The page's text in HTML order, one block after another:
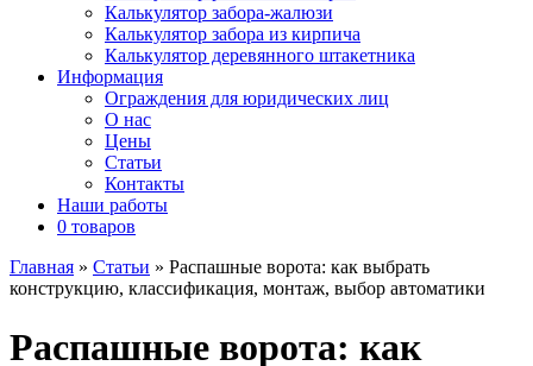
Калькулятор забора-жалюзи
Калькулятор забора из кирпича
Калькулятор деревянного штакетника
Информация
Ограждения для юридических лиц
О нас
Цены
Статьи
Контакты
Наши работы
0 товаров
Главная » Статьи » Распашные ворота: как выбрать
конструкцию, классификация, монтаж, выбор автоматики
Распашные ворота: как